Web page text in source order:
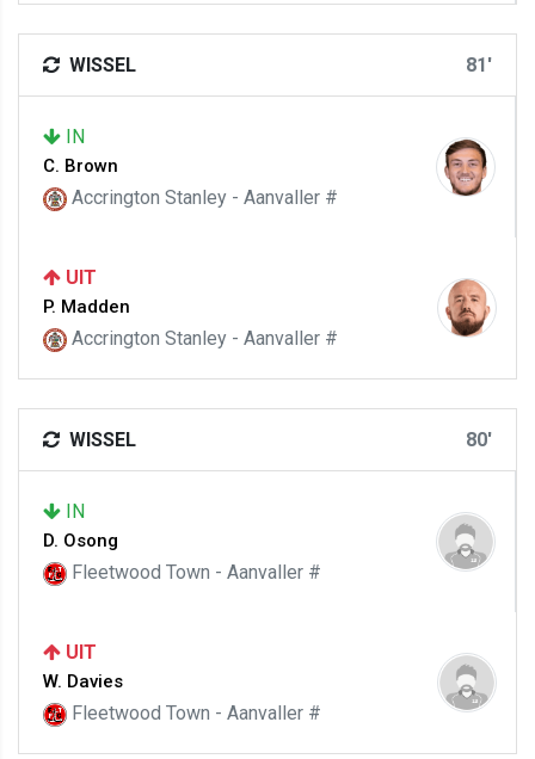
WISSEL 81'
IN
C. Brown
Accrington Stanley - Aanvaller #
UIT
P. Madden
Accrington Stanley - Aanvaller #
WISSEL 80'
IN
D. Osong
Fleetwood Town - Aanvaller #
UIT
W. Davies
Fleetwood Town - Aanvaller #